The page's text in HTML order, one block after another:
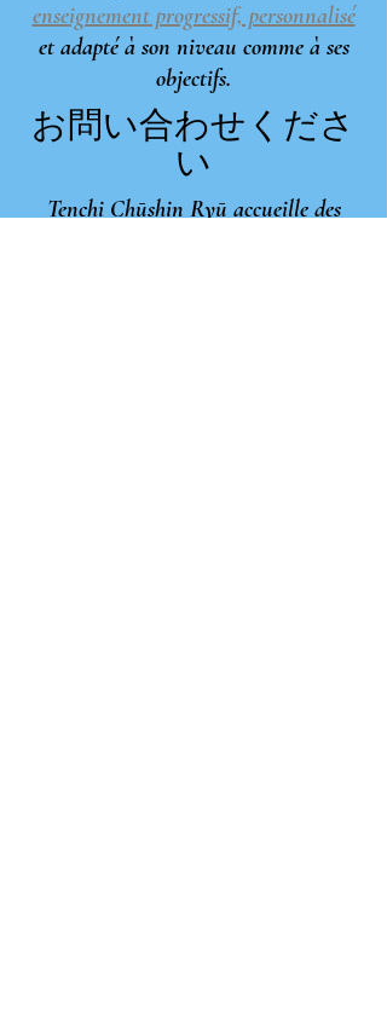
enseignement progressif, personnalisé
et adapté à son niveau comme à ses
objectifs.
お問い合わせくださ
い
Tenchi Chūshin Ryū accueille des